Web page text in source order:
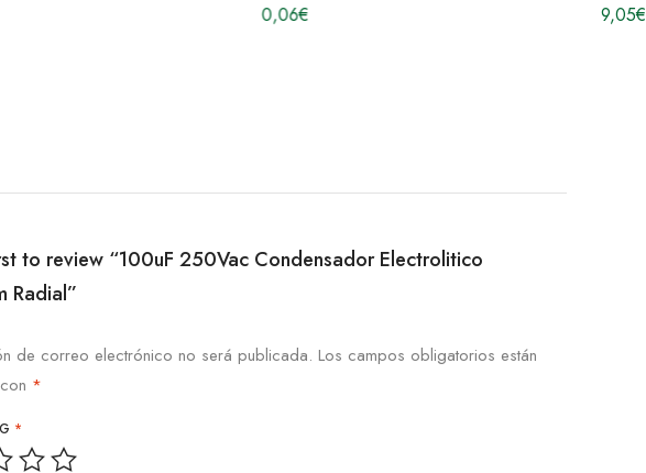
0,06€ 9,05€
to review “100uF 250Vac Condensador Electrolitico
Radial”
de correo electrónico no será publicada. Los campos obligatorios están
*
*